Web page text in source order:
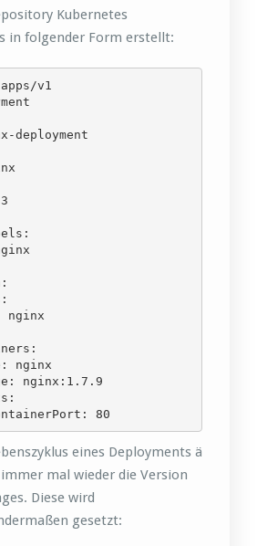
Kubernetes
in folgender Form erstellt:
v1
- containerPort: 80
eines Deployments ä
mal wieder die Version
Diese wird
gesetzt: